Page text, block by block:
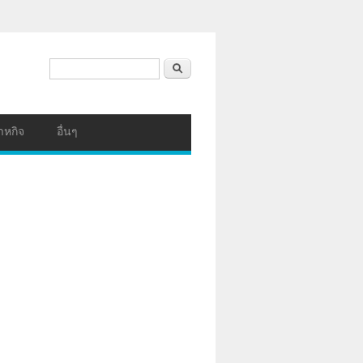
ค้นหา
หกิจ อื่นๆ